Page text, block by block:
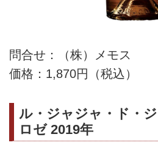
問合せ：（株）メモス
価格：1,870円（税込）
ル・ジャジャ・ド・
ロゼ 2019年